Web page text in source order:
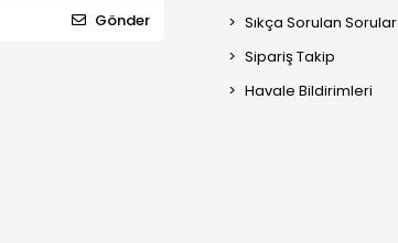
Gönder
Sıkça Sorulan Sorular
Sipariş Takip
Havale Bildirimleri